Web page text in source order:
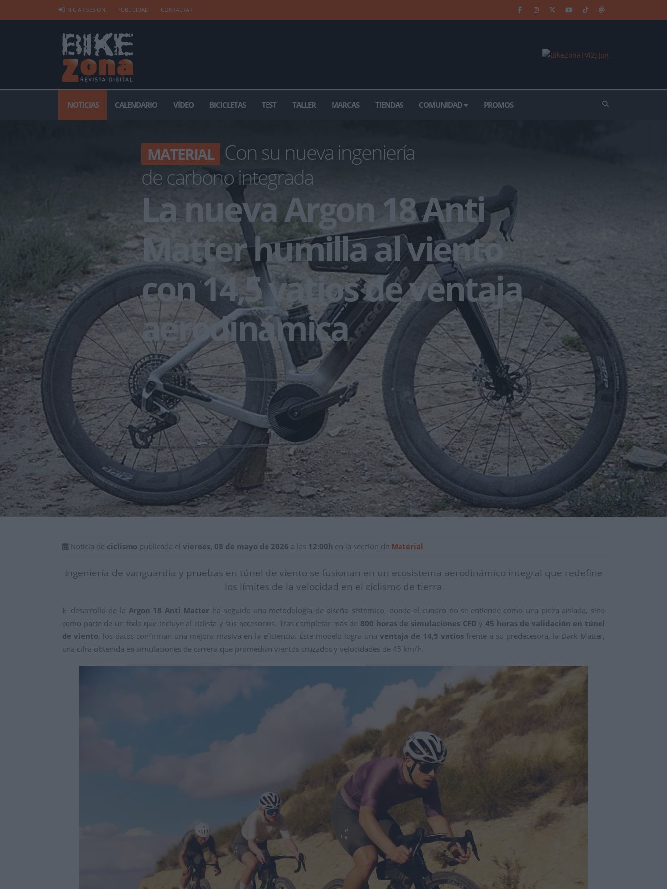
INICIAR SESIÓN PUBLICIDAD CONTACTAR
NOTICIAS CALENDARIO VÍDEO BICICLETAS TEST TALLER MARCAS TIENDAS COMUNIDAD PROMOS
MATERIAL Con su nueva ingeniería
de carbono integrada
La nueva Argon 18 Anti
Matter humilla al viento
con 14,5 vatios de ventaja
aerodinámica
Noticia de ciclismo publicada el viernes, 08 de mayo de 2026 a las 12:00h en la sección de Material
Ingeniería de vanguardia y pruebas en túnel de viento se fusionan en un ecosistema aerodinámico integral que redefine
los límites de la velocidad en el ciclismo de tierra
El desarrollo de la Argon 18 Anti Matter ha seguido una metodología de diseño sistémico, donde el cuadro no se entiende como una pieza aislada, sino
como parte de un todo que incluye al ciclista y sus accesorios. Tras completar más de 800 horas de simulaciones CFD y 45 horas de validación en túnel
de viento, los datos confirman una mejora masiva en la eficiencia. Este modelo logra unaventaja de 14,5 vatios frente a su predecesora, la Dark Matter,
una cifra obtenida en simulaciones de carrera que promedian vientos cruzados y velocidades de 45 km/h.